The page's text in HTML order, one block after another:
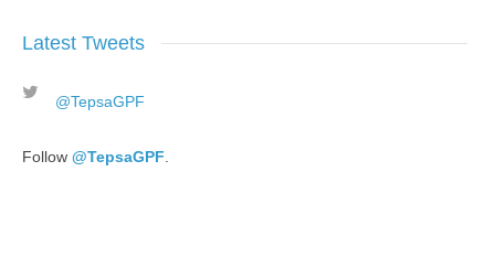
Latest Tweets
@TepsaGPF
Follow @TepsaGPF